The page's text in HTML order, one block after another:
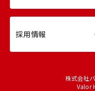
採用情報
株式会社
Valor